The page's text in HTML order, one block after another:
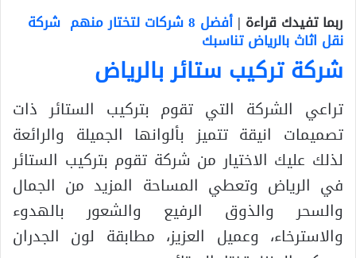
ربما تفيدك قراءة | أفضل 8 شركات لتختار منهم شركة
نقل اثاث بالرياض تناسبك
شركة تركيب ستائر بالرياض
تراعي الشركة التي تقوم بتركيب الستائر ذات
تصميمات انيقة تتميز بألوانها الجميلة والرائعة
لذلك عليك الاختيار من شركة تقوم بتركيب الستائر
في الرياض وتعطي المساحة المزيد من الجمال
والسحر والذوق الرفيع والشعور بالهدوء
والاسترخاء، وعميل العزيز، مطابقة لون الجدران